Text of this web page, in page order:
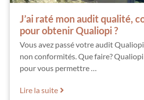
J’ai raté mon audit qualité,
pour obtenir Qualiopi ?
Vous avez passé votre audit
non conformités. Que faire?
pour vous permettre …
Lire la suite